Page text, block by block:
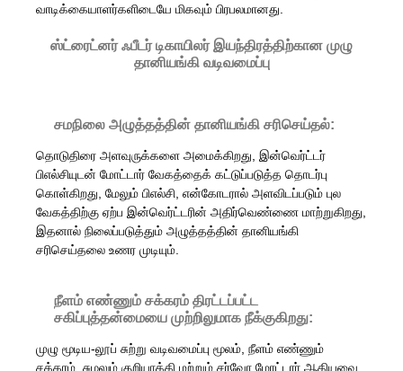
வாடிக்கையாளர்களிடையே மிகவும் பிரபலமானது.
ஸ்ட்ரைட்னர் ஃபீடர் டிகாயிலர் இயந்திரத்திற்கான முழு
தானியங்கி வடிவமைப்பு
சமநிலை அழுத்தத்தின் தானியங்கி சரிசெய்தல்:
தொடுதிரை அளவுருக்களை அமைக்கிறது, இன்வெர்ட்டர்
பிஎல்சியுடன் மோட்டார் வேகத்தைக் கட்டுப்படுத்த தொடர்பு
கொள்கிறது, மேலும் பிஎல்சி, என்கோடரால் அளவிடப்படும் புல
வேகத்திற்கு ஏற்ப இன்வெர்ட்டரின் அதிர்வெண்ணை மாற்றுகிறது,
இதனால் நிலைப்படுத்தும் அழுத்தத்தின் தானியங்கி
சரிசெய்தலை உணர முடியும்.
நீளம் எண்ணும் சக்கரம் திரட்டப்பட்ட
சகிப்புத்தன்மையை முற்றிலுமாக நீக்குகிறது:
முழு மூடிய-லூப் சுற்று வடிவமைப்பு மூலம், நீளம் எண்ணும்
சக்கரம், சுழலும் குறியாக்கி மற்றும் சர்வோ மோட்டார் ஆகியவை